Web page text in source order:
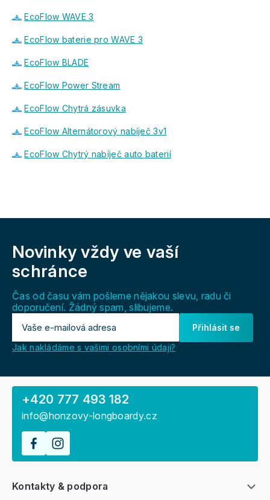
EcoFlow WAVE 3
EcoFlow baterie pro WAVE 3
EcoFlow BLADE
EcoFlow Power Stream
EcoFlow Chytrá zásuvka
EcoFlow Alternátorový nabíječ 3v1
EcoFlow Chytrý nabíječ auto baterií
Novinky vždy ve vaší
schránce
Čas od času vám pošleme nějakou slevu, radu či
doporučení. Žádný spam, slibujeme.
Přihlásit se
Jak nakládáme s vašimi osobními údaji?
Kontakty & podpora
+420 777 493 182
info@honzovy-longboardy.cz